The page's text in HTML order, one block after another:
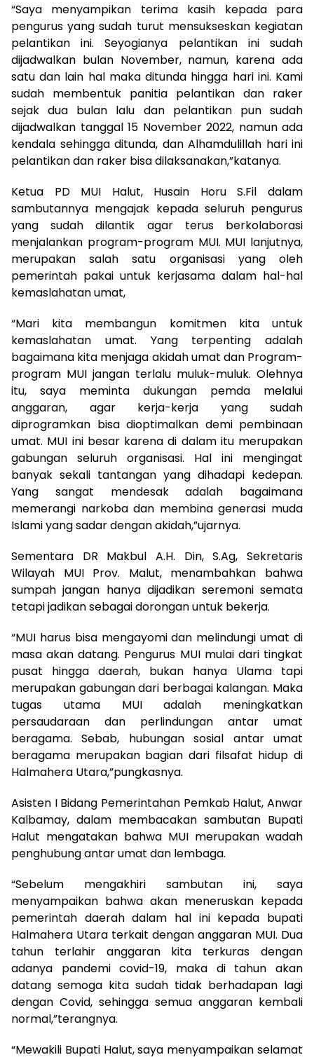
“Saya menyampikan terima kasih kepada para
pengurus yang sudah turut mensukseskan kegiatan
pelantikan ini. Seyogianya pelantikan ini sudah
dijadwalkan bulan November, namun, karena ada
satu dan lain hal maka ditunda hingga hari ini. Kami
sudah membentuk panitia pelantikan dan raker
sejak dua bulan lalu dan pelantikan pun sudah
dijadwalkan tanggal 15 November 2022, namun ada
kendala sehingga ditunda, dan Alhamdulillah hari ini
pelantikan dan raker bisa dilaksanakan,”katanya.
Ketua PD MUI Halut, Husain Horu S.Fil dalam
sambutannya mengajak kepada seluruh pengurus
yang sudah dilantik agar terus berkolaborasi
menjalankan program-program MUI. MUI lanjutnya,
merupakan salah satu organisasi yang oleh
pemerintah pakai untuk kerjasama dalam hal-hal
kemaslahatan umat,
“Mari kita membangun komitmen kita untuk
kemaslahatan umat. Yang terpenting adalah
bagaimana kita menjaga akidah umat dan Program-
program MUI jangan terlalu muluk-muluk. Olehnya
itu, saya meminta dukungan pemda melalui
anggaran, agar kerja-kerja yang sudah
diprogramkan bisa dioptimalkan demi pembinaan
umat. MUI ini besar karena di dalam itu merupakan
gabungan seluruh organisasi. Hal ini mengingat
banyak sekali tantangan yang dihadapi kedepan.
Yang sangat mendesak adalah bagaimana
memerangi narkoba dan membina generasi muda
Islami yang sadar dengan akidah,”ujarnya.
Sementara DR Makbul A.H. Din, S.Ag, Sekretaris
Wilayah MUI Prov. Malut, menambahkan bahwa
sumpah jangan hanya dijadikan seremoni semata
tetapi jadikan sebagai dorongan untuk bekerja.
“MUI harus bisa mengayomi dan melindungi umat di
masa akan datang. Pengurus MUI mulai dari tingkat
pusat hingga daerah, bukan hanya Ulama tapi
merupakan gabungan dari berbagai kalangan. Maka
tugas utama MUI adalah meningkatkan
persaudaraan dan perlindungan antar umat
beragama. Sebab, hubungan sosial antar umat
beragama merupakan bagian dari filsafat hidup di
Halmahera Utara,”pungkasnya.
Asisten I Bidang Pemerintahan Pemkab Halut, Anwar
Kalbamay, dalam membacakan sambutan Bupati
Halut mengatakan bahwa MUI merupakan wadah
penghubung antar umat dan lembaga.
“Sebelum mengakhiri sambutan ini, saya
menyampaikan bahwa akan meneruskan kepada
pemerintah daerah dalam hal ini kepada bupati
Halmahera Utara terkait dengan anggaran MUI. Dua
tahun terlahir anggaran kita terkuras dengan
adanya pandemi covid-19, maka di tahun akan
datang semoga kita sudah tidak berhadapan lagi
dengan Covid, sehingga semua anggaran kembali
normal,”terangnya.
“Mewakili Bupati Halut, saya menyampaikan selamat